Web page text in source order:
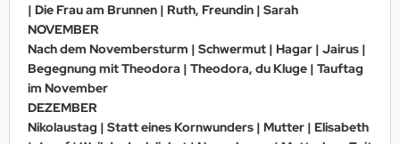
| Die Frau am Brunnen | Ruth, Freundin | Sarah
NOVEMBER
Nach dem Novembersturm | Schwermut | Hagar | Jairus |
Begegnung mit Theodora | Theodora, du Kluge | Tauftag
im November
DEZEMBER
Nikolaustag | Statt eines Kornwunders | Mutter | Elisabeth